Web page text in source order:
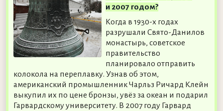
и 2007 годом?
Когда в 1930-х годах
разрушали Свято-Данилов
монастырь, советское
правительство
планировало отправить
колокола на переплавку. Узнав об этом,
американский промышленник Чарльз Ричард Клейн
выкупил их по цене бронзы, увёз за океан и подарил
Гарвардскому университету. В 2007 году Гарвард